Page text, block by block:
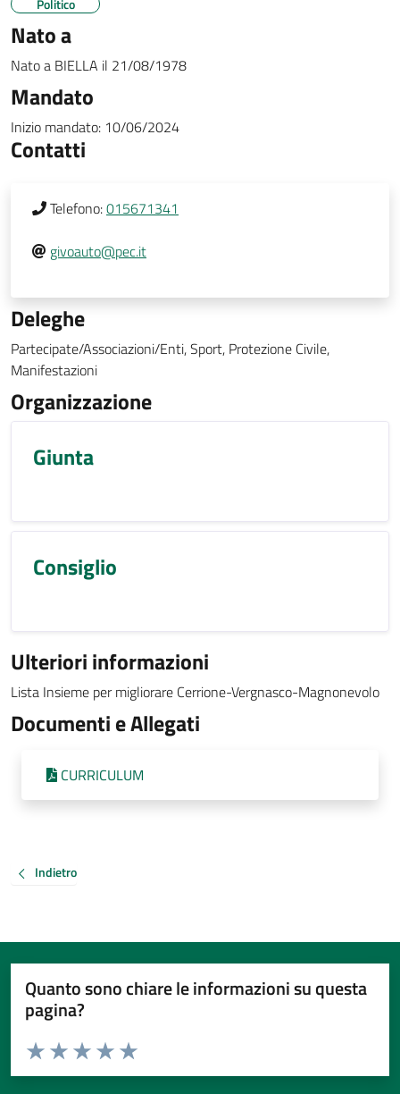
Politico
Nato a
Nato a BIELLA il 21/08/1978
Mandato
Inizio mandato: 10/06/2024
Contatti
Telefono:015671341
givoauto@pec.it
Deleghe
Partecipate/Associazioni/Enti, Sport, Protezione Civile,
Manifestazioni
Organizzazione
Giunta
Consiglio
Ulteriori informazioni
Lista Insieme per migliorare Cerrione-Vergnasco-Magnonevolo
Documenti e Allegati
CURRICULUM
Indietro
Quanto sono chiare le informazioni su questa
pagina?
Valuta da 1 a 5 stelle la pagina
Valuta 5 stelle su 5
Valuta 4 stelle su 5
Valuta 3 stelle su 5
Valuta 2 stelle su 5
Valuta 1 stelle su 5